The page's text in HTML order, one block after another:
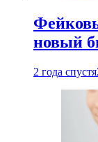
новый
2 года спустя